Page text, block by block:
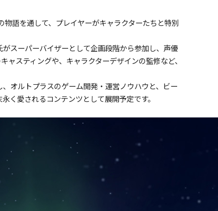
物語を通して、プレイヤーがキャラクターたちと特別
スーパーバイザーとして企画段階から参加し、声優
スティングや、キャラクターデザインの監修など、
オルトプラスのゲーム開発・運営ノウハウと、ビー
く愛されるコンテンツとして展開予定です。